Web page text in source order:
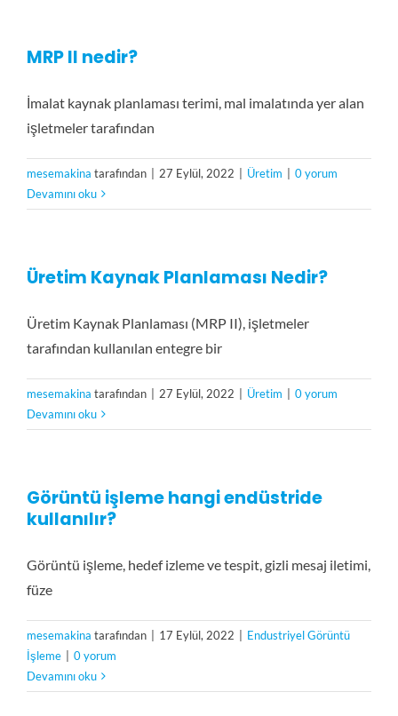
MRP II nedir?
İmalat kaynak planlaması terimi, mal imalatında yer alan
işletmeler tarafından
mesemakina tarafından 27 Eylül, 2022 Üretim
0 yorum
Devamını oku
Üretim Kaynak Planlaması Nedir?
Üretim Kaynak Planlaması (MRP II), işletmeler
tarafından kullanılan entegre bir
mesemakina tarafından 27 Eylül, 2022 Üretim
0 yorum
Devamını oku
Görüntü işleme hangi endüstride
kullanılır?
Görüntü işleme, hedef izleme ve tespit, gizli mesaj iletimi,
füze
mesemakina tarafından 17 Eylül, 2022
Endustriyel Görüntü
İşleme
0 yorum
Devamını oku